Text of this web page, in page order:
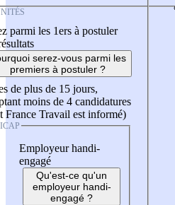
parmi les 1ers à postuler
serez-vous parmi les
premiers à postuler ?
de plus de 15 jours,
moins de 4 candidatures
France Travail est informé)
Employeur handi-
engagé
Qu'est-ce qu'un
employeur handi-
engagé ?